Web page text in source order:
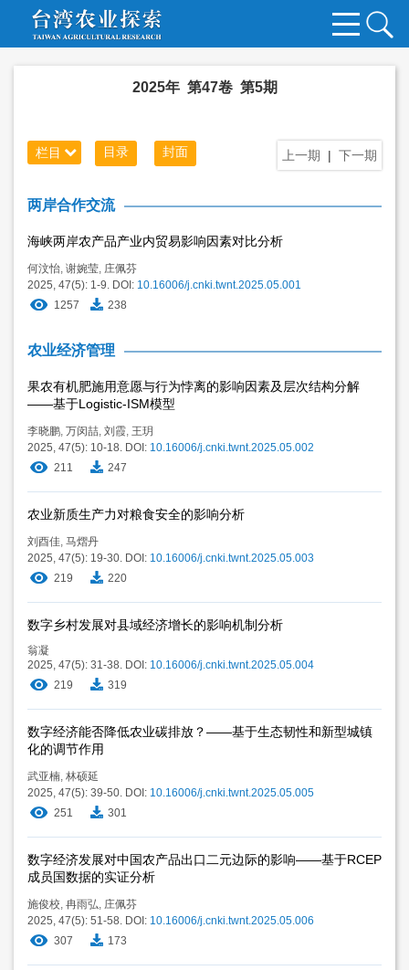
2025年 第47卷 第5期
上一期 | 下一期
栏目 目录 封面
两岸合作交流
海峡两岸农产品产业内贸易影响因素对比分析
何汶怡, 谢婉莹, 庄佩芬
2025, 47(5): 1-9. DOI: 10.16006/j.cnki.twnt.2025.05.001
1257
238
农业经济管理
果农有机肥施用意愿与行为悖离的影响因素及层次结构分解
——基于Logistic-ISM模型
李晓鹏, 万闵喆, 刘霞, 王玥
2025, 47(5): 10-18. DOI: 10.16006/j.cnki.twnt.2025.05.002
211
247
农业新质生产力对粮食安全的影响分析
刘酉佳, 马熠丹
2025, 47(5): 19-30. DOI: 10.16006/j.cnki.twnt.2025.05.003
219
220
数字乡村发展对县域经济增长的影响机制分析
翁凝
2025, 47(5): 31-38. DOI: 10.16006/j.cnki.twnt.2025.05.004
219
319
数字经济能否降低农业碳排放？——基于生态韧性和新型城镇
化的调节作用
武亚楠, 林硕延
2025, 47(5): 39-50. DOI: 10.16006/j.cnki.twnt.2025.05.005
251
301
数字经济发展对中国农产品出口二元边际的影响——基于RCEP
成员国数据的实证分析
施俊校, 冉雨弘, 庄佩芬
2025, 47(5): 51-58. DOI: 10.16006/j.cnki.twnt.2025.05.006
307
173